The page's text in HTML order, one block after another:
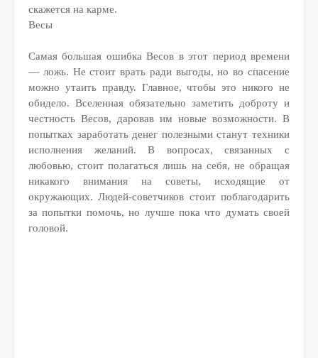
скажется на карме.
Весы
Самая большая ошибка Весов в этот период времени
— ложь. Не стоит врать ради выгоды, но во спасение
можно утаить правду. Главное, чтобы это никого не
обидело. Вселенная обязательно заметить доброту и
честность Весов, даровав им новые возможности. В
попытках заработать денег полезными станут техники
исполнения желаний. В вопросах, связанных с
любовью, стоит полагаться лишь на себя, не обращая
никакого внимания на советы, исходящие от
окружающих. Людей-советчиков стоит поблагодарить
за попытки помочь, но лучше пока что думать своей
головой.